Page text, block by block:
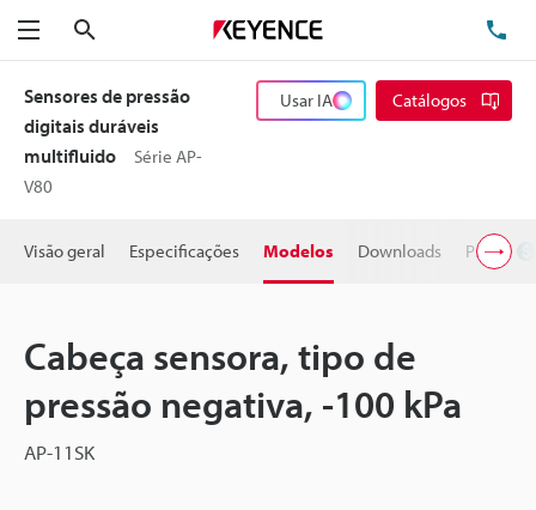
Menu
Sensores de pressão
digitais duráveis
multifluido
Série AP-
V80
Usar IA Catálogos
Visão geral Especificações Modelos Downloads Preço
Cabeça sensora, tipo de
pressão negativa, -100 kPa
AP-11SK